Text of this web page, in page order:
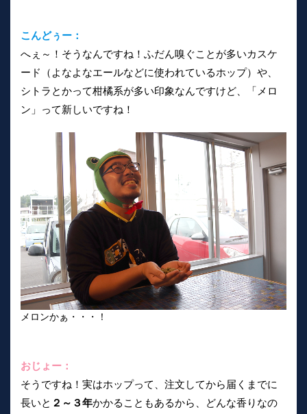
こんどぅー：
へぇ～！そうなんですね！ふだん嗅ぐことが多いカスケ
ード（よなよなエールなどに使われているホップ）や、
シトラとかって柑橘系が多い印象なんですけど、「メロ
ン」って新しいですね！
メロンかぁ・・・！
おじょー：
そうですね！実はホップって、注文してから届くまでに
長いと ２～３年かかることもあるから、どんな香りなの